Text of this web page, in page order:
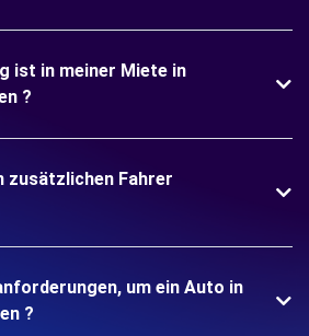
ist in meiner Miete in
?
zusätzlichen Fahrer
um ein Auto in
?